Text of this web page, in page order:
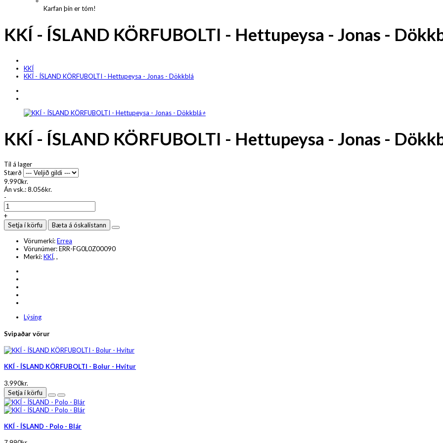
Karfan þín er tóm!
KKÍ - ÍSLAND KÖRFUBOLTI - Hettupeysa - Jonas -
KKÍ
KKÍ - ÍSLAND KÖRFUBOLTI - Hettupeysa - Jonas - Dökkblá
+
KKÍ - ÍSLAND KÖRFUBOLTI - Hettupeysa - Jonas -
Til á lager
Stærð
9.990kr.
Án vsk.:8.056kr.
-
+
Setja í körfu
Bæta á óskalistann
Vörumerki:Errea
Vörunúmer:ERR-FG0L0Z00090
Merki:KKÍ, ,
Lýsing
Svipaðar vörur
KKÍ - ÍSLAND KÖRFUBOLTI - Bolur - Hvítur
3.990kr.
Setja í körfu
KKÍ - ÍSLAND - Polo - Blár